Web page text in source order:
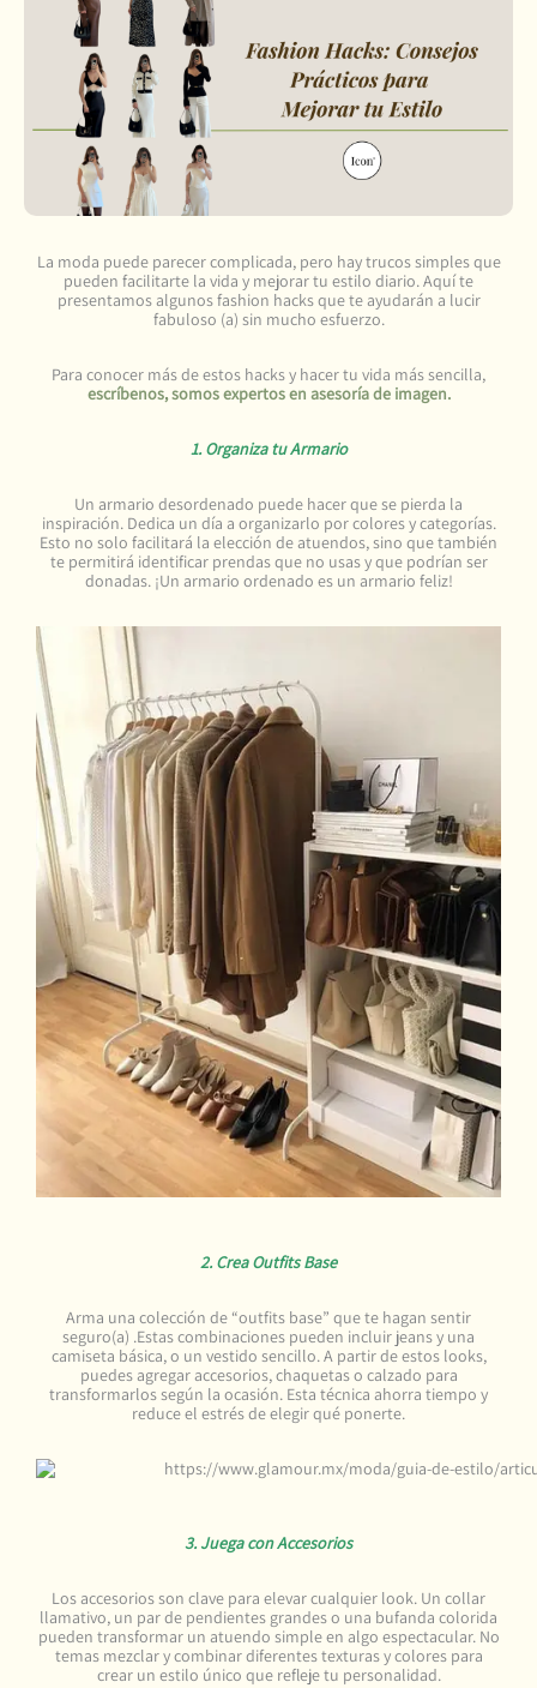
La moda puede parecer complicada, pero hay trucos simples que
pueden facilitarte la vida y mejorar tu estilo diario. Aquí te
presentamos algunos fashion hacks que te ayudarán a lucir
fabuloso (a) sin mucho esfuerzo.
Para conocer más de estos hacks y hacer tu vida más sencilla,
escríbenos, somos expertos en asesoría de imagen.
1. Organiza tu Armario
Un armario desordenado puede hacer que se pierda la
inspiración. Dedica un día a organizarlo por colores y categorías.
Esto no solo facilitará la elección de atuendos, sino que también
te permitirá identificar prendas que no usas y que podrían ser
donadas. ¡Un armario ordenado es un armario feliz!
2. Crea Outfits Base
Arma una colección de “outfits base” que te hagan sentir
seguro(a) .Estas combinaciones pueden incluir jeans y una
camiseta básica, o un vestido sencillo. A partir de estos looks,
puedes agregar accesorios, chaquetas o calzado para
transformarlos según la ocasión. Esta técnica ahorra tiempo y
reduce el estrés de elegir qué ponerte.
3. Juega con Accesorios
Los accesorios son clave para elevar cualquier look. Un collar
llamativo, un par de pendientes grandes o una bufanda colorida
pueden transformar un atuendo simple en algo espectacular. No
temas mezclar y combinar diferentes texturas y colores para
crear un estilo único que refleje tu personalidad.